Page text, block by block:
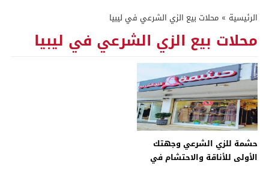
الرئيسية » محلات بيع الزي الشرعي في ليبيا
محلات بيع الزي الشرعي في ليبيا
حشمة للزي الشرعي وجهتك
الأولى للأناقة والاحتشام في